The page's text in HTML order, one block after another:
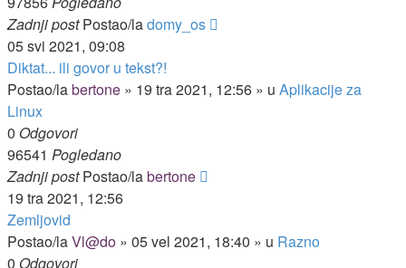
Zadnji postPostao/ladomy_os
05 svi 2021, 09:08
Diktat... ili govor u tekst?!
Postao/labertone » 19 tra 2021, 12:56 » u Aplikacije za
Linux
0 Odgovori
96541 Pogledano
Zadnji postPostao/labertone
19 tra 2021, 12:56
Zemljovid
Postao/laVl@do » 05 vel 2021, 18:40 » u Razno
0 Odgovori